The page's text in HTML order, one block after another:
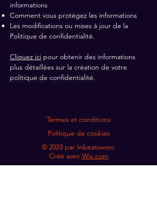
informations
Comment vous protégez les informations
Les modifications ou mises à jour de la
Politique de confidentialité.
Cliquez ici pour obtenir des informations
plus détaillées sur la création de votre
politique de confidentialité.
Termes et conditions
Politique de cookies
© 2023 par Inbeatween.
Créé avec Wix.com